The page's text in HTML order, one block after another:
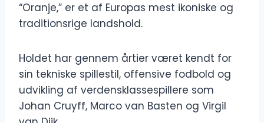
“Oranje,” er et af Europas mest ikoniske og
traditionsrige landshold.
Holdet har gennem årtier været kendt for
sin tekniske spillestil, offensive fodbold og
udvikling af verdensklassespillere som
Johan Cruyff, Marco van Basten og Virgil